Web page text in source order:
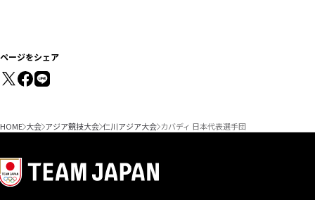
ページをシェア
HOME 大会 アジア競技大会 仁川アジア大会 カバディ 日本代表選手団